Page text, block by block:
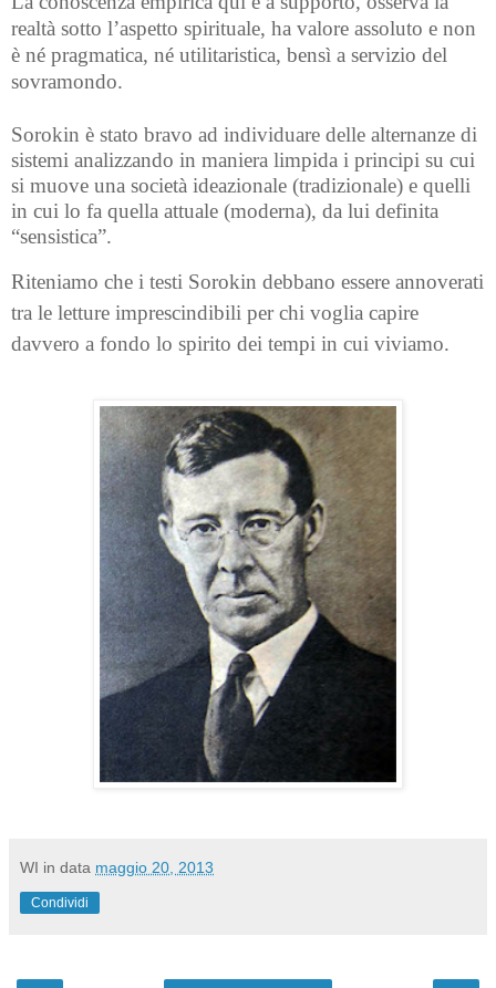
realtà sotto l’aspetto spirituale, ha valore assoluto e non
è né pragmatica, né utilitaristica, bensì a servizio del
sovramondo.
Sorokin è stato bravo ad individuare delle alternanze di
sistemi analizzando in maniera limpida i principi su cui
si muove una società ideazionale (tradizionale) e quelli
in cui lo fa quella attuale (moderna), da lui definita
“sensistica”.
Riteniamo che i testi Sorokin debbano essere annoverati
tra le letture imprescindibili per chi voglia capire
davvero a fondo lo spirito dei tempi in cui viviamo.
WI in data maggio 20, 2013
Condividi